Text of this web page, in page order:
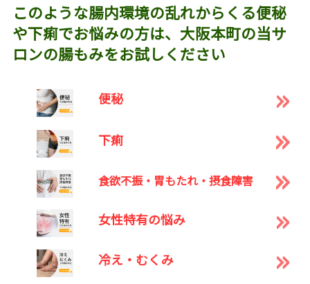
このような腸内環境の乱れからくる便秘
や下痢でお悩みの方は、大阪本町の当サ
ロンの腸もみをお試しください
便秘
下痢
食欲不振・胃もたれ・摂食障害
女性特有の悩み
冷え・むくみ